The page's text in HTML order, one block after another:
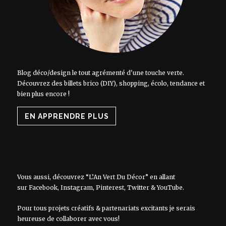
Blog déco/design le tout agrémenté d'une touche verte.
Découvrez des billets brico (DIY), shopping, écolo, tendance et
bien plus encore !
EN APPRENDRE PLUS
Vous aussi, découvrez “L’An Vert Du Décor” en allant
sur Facebook, Instagram, Pinterest, Twitter&YouTube.
Pour tous projets créatifs & partenariats excitants je serais
heureuse de collaborer avec vous!